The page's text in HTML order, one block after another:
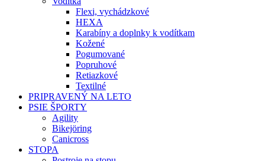
Flexi, vychádzkové
HEXA
Karabíny a doplnky k vodítkam
Kožené
Pogumované
Popruhové
Retiazkové
Textilné
PRIPRAVENÝ NA LETO
PSIE ŠPORTY
Agility
Bikejöring
Canicross
STOPA